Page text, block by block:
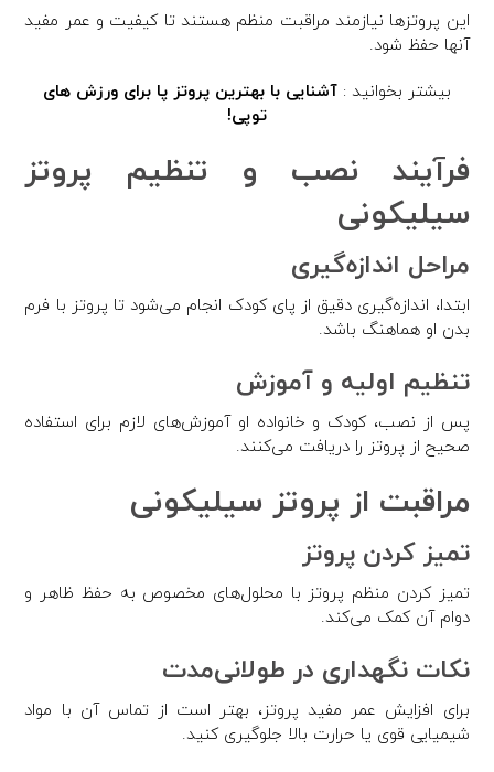
این پروتزها نیازمند مراقبت منظم هستند تا کیفیت و عمر مفید
آنها حفظ شود.
بیشتر بخوانید : آشنایی با بهترین پروتز پا برای ورزش های
توپی!
فرآیند نصب و تنظیم پروتز
سیلیکونی
مراحل اندازه‌گیری
ابتدا، اندازه‌گیری دقیق از پای کودک انجام می‌شود تا پروتز با فرم
بدن او هماهنگ باشد.
تنظیم اولیه و آموزش
پس از نصب، کودک و خانواده او آموزش‌های لازم برای استفاده
صحیح از پروتز را دریافت می‌کنند.
مراقبت از پروتز سیلیکونی
تمیز کردن پروتز
تمیز کردن منظم پروتز با محلول‌های مخصوص به حفظ ظاهر و
دوام آن کمک می‌کند.
نکات نگهداری در طولانی‌مدت
برای افزایش عمر مفید پروتز، بهتر است از تماس آن با مواد
شیمیایی قوی یا حرارت بالا جلوگیری کنید.